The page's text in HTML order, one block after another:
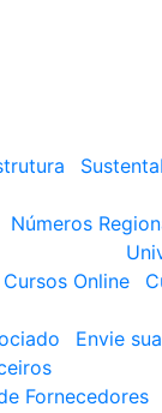
Números
Cursos Online
Envie
Fornecedores